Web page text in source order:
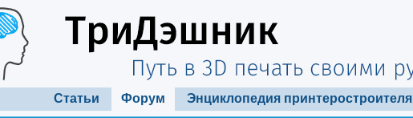
Статьи Форум Энциклопедия принтеростроителя